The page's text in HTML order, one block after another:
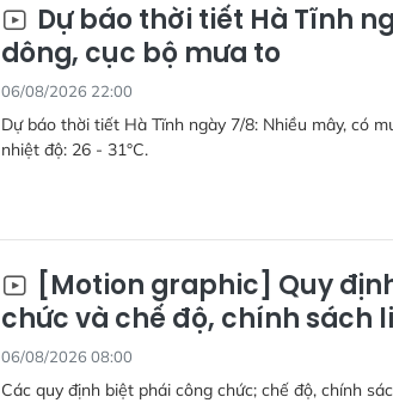
Dự báo thời tiết Hà Tĩnh
dông, cục bộ mưa to
06/08/2026 22:00
Dự báo thời tiết Hà Tĩnh ngày 7/8: Nhiều mây, có
nhiệt độ: 26 - 31°C.
[Motion graphic] Quy
chức và chế độ, chính sách
06/08/2026 08:00
Các quy định biệt phái công chức; chế độ, chính